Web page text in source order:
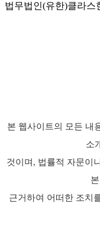
법무법인(유한)클라스
본 웹사이트의 모든 내
소
것이며, 법률적 자문이
근거하여 어떠한 조치